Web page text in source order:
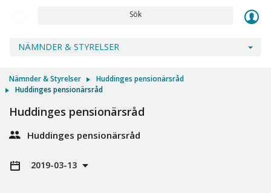
Sök
NÄMNDER & STYRELSER
Nämnder & Styrelser
Huddinges pensionärsråd
Huddinges pensionärsråd
Huddinges pensionärsråd
Huddinges pensionärsråd
2019-03-13